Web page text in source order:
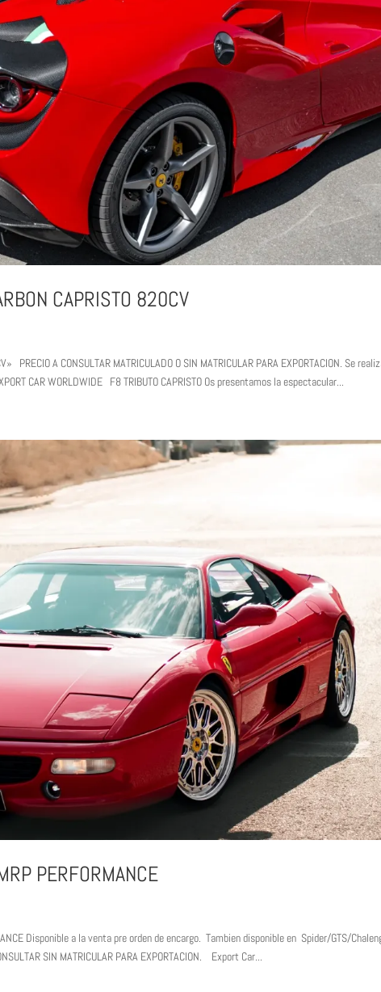
CAPRISTO 820CV
PRECIO A CONSULTAR MATRICULADO O SIN MATRICULAR PARA EXPORTACION. Se
CAR WORLDWIDE F8 TRIBUTO CAPRISTO Os presentamos la espectacular...
PERFORMANCE
Disponible a la venta pre orden de encargo. Tambien disponible en Spider/GTS/
SIN MATRICULAR PARA EXPORTACION. Export Car...